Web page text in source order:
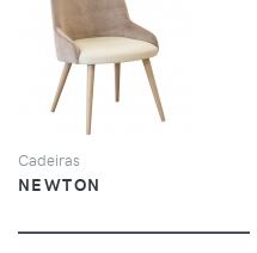
VER
Cadeiras
NEWTON